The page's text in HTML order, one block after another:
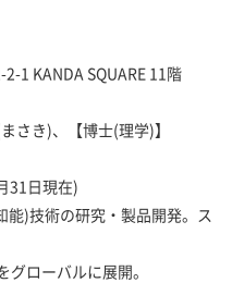
1 KANDA SQUARE 11階
さき)、【博士(理学)】
31日現在)
)技術の研究・製品開発。ス
ローバルに展開。